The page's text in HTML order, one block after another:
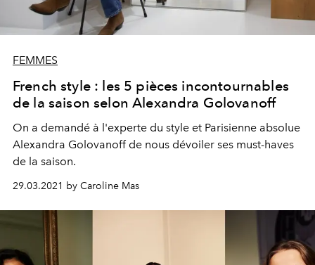
FEMMES
French style : les 5 pièces incontournables
de la saison selon Alexandra Golovanoff
On a demandé à l'experte du style et Parisienne absolue
Alexandra Golovanoff de nous dévoiler ses must-haves
de la saison.
29.03.2021 by Caroline Mas